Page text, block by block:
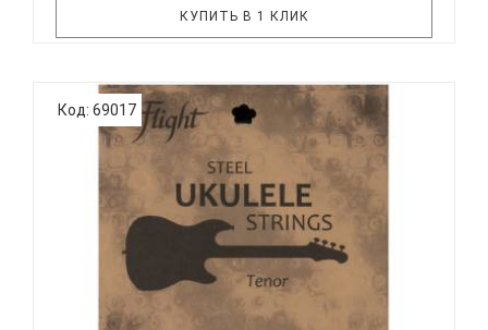
КУПИТЬ В 1 КЛИК
Дополнительная ИнформацияКоличество струн:
4Размер: ТенорМетериал сердечника: Прозрачный
нейлонКалибр первой струны: 28Материал
оплетки: Нейлон прозрачныйСтрана
происхождения: Соединенные штатыИнструмент:
УкулелеОсобенностиДля
профессионаловD'ADDARIO..
Код: 69017